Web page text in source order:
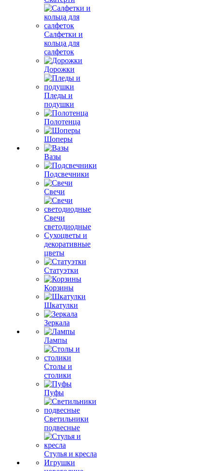
Салфетки и
кольца для
салфеток
Дорожки
Пледы и
подушки
Полотенца
Шоперы
Вазы
Подсвечники
Свечи
Свечи
светодиодные
Сухоцветы и
декоративные
цветы
Статуэтки
Корзины
Шкатулки
Зеркала
Лампы
Столы и
столики
Пуфы
Светильники
подвесные
Стулья и кресла
Игрушки